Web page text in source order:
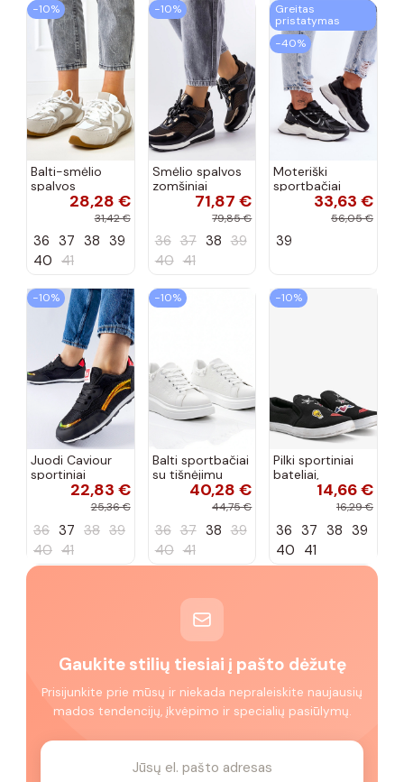
−10%
Balti-smėlio
spalvos
sportiniai
Casey
28,28 €
31,42 €
36 37 38 39
40 41
−10%
Smėlio spalvos
zomšiniai
sportiniai
bateliai, „Karino"
71,87 €
79,85 €
36 37 38 39
40 41
Greitas
pristatymas
−40%
Moteriški
sportbačiai
juodos spalvos
33,63 €
56,05 €
39
−10%
Juodi Caviour
sportiniai
sportbačiai22,83 €
25,36 €
36 37 38 39
40 41
−10%
Balti sportbačiai
su tišnėjimu
Peyton40,28 €
44,75 €
36 37 38 39
40 41
−10%
Pilki sportiniai
bateliai,
„Justice"14,66 €
16,29 €
36 37 38 39
40 41
Gaukite stilių tiesiai į pašto dėžutę
Prisijunkite prie mūsų ir niekada nepraleiskite naujausių
mados tendencijų, įkvėpimo ir specialių pasiūlymų.